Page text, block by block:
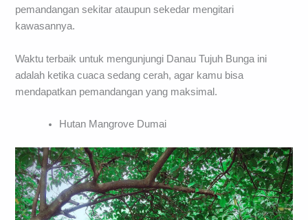
pemandangan sekitar ataupun sekedar mengitari
kawasannya.
Waktu terbaik untuk mengunjungi Danau Tujuh Bunga ini
adalah ketika cuaca sedang cerah, agar kamu bisa
mendapatkan pemandangan yang maksimal.
Hutan Mangrove Dumai